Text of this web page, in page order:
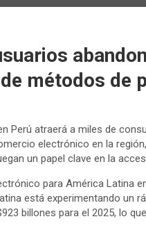
métodos de
Perú atraerá a miles de
electrónico en la
un papel clave en la
para América Latina
está experimentando un
billones para el 2025, lo